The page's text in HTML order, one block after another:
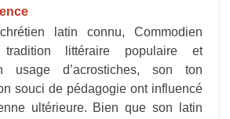
latin connu, Commodien
littéraire populaire et
usage d’acrostiches, son ton
souci de pédagogie ont influencé
ultérieure. Bien que son latin